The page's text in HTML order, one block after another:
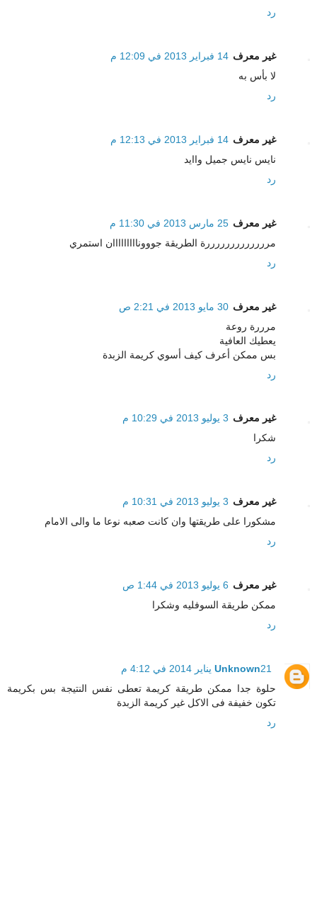
رد
غير معرف 14 فبراير 2013 في 12:09 م
لا بأس به
رد
غير معرف 14 فبراير 2013 في 12:13 م
نايس نايس جميل واايد
رد
غير معرف 25 مارس 2013 في 11:30 م
مرررررررررررررة الطريقة جووونااااااااان استمري
رد
غير معرف 30 مايو 2013 في 2:21 ص
مرررة روعة
يعطيك العافية
بس ممكن أعرف كيف أسوي كريمة الزبدة
رد
غير معرف 3 يوليو 2013 في 10:29 م
شكرا
رد
غير معرف 3 يوليو 2013 في 10:31 م
مشكورا على طريقتها وان كانت صعبه نوعا ما والى الامام
رد
غير معرف 6 يوليو 2013 في 1:44 ص
ممكن طريقة السوفليه وشكرا
رد
Unknown21 يناير 2014 في 4:12 م
حلوة جدا ممكن طريقة كريمة تعطى نفس النتيجة بس بكريمة
تكون خفيفة فى الاكل غير كريمة الزبدة
رد